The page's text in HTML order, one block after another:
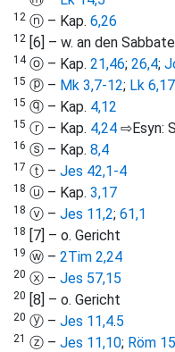
12 ⓝ – Kap. 6,26
12 [6] – w. an den
14ⓞ – Kap. 21,46; 26,4;
15 ⓟ – Mk 3,7-12; Lk
15 ⓠ – Kap. 4,12
15 ⓡ – Kap. 4,24 ⇨Esyn:
16 ⓢ – Kap. 8,4
17 ⓣ – Jes 42,1-4
18 ⓤ – Kap. 3,17
18 ⓥ – Jes 11,2; 61,1
18 [7] – o. Gericht
19 ⓦ – 2Tim 2,24
20 ⓧ – Jes 57,15
20 [8] – o. Gericht
20 ⓨ – Jes 11,4.5
21 ⓩ – Jes 11,10; Röm